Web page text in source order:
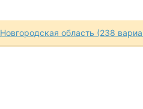
Новгородская область (238